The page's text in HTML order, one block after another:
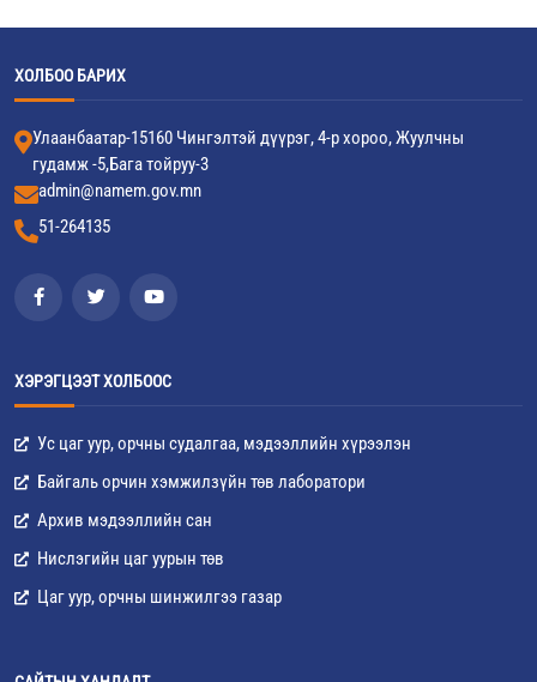
ХОЛБОО БАРИХ
Улаанбаатар-15160 Чингэлтэй дүүрэг, 4-р хороо, Жуулчны
гудамж -5,Бага тойруу-3
admin@namem.gov.mn
51-264135
ХЭРЭГЦЭЭТ ХОЛБООС
Ус цаг уур, орчны судалгаа, мэдээллийн хүрээлэн
Байгаль орчин хэмжилзүйн төв лаборатори
Архив мэдээллийн сан
Нислэгийн цаг уурын төв
Цаг уур, орчны шинжилгээ газар